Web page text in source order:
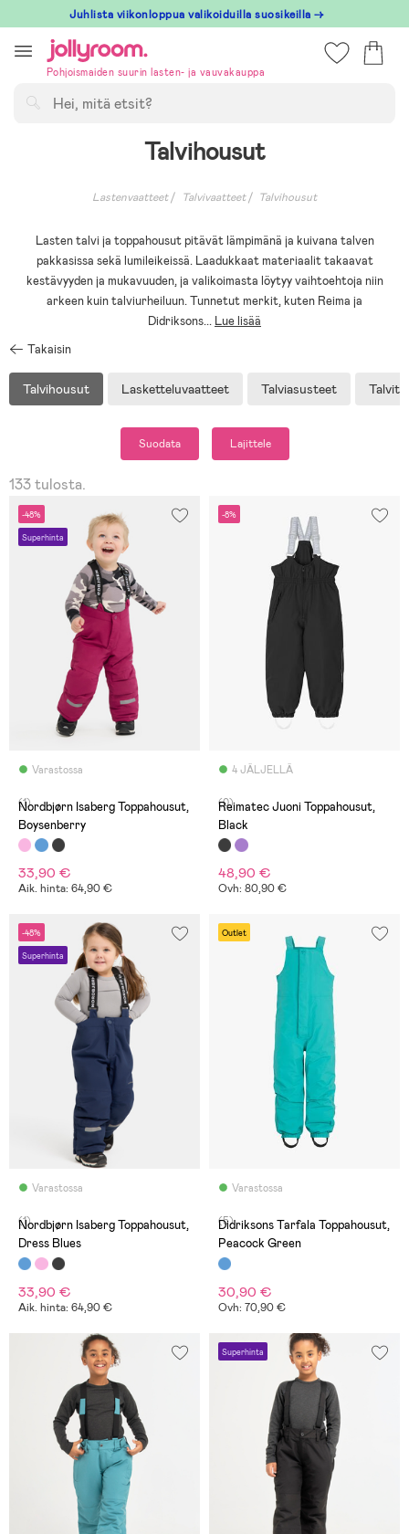
till
innehållet
Juhlista viikonloppua valikoiduilla suosikeilla →
Pohjoismaiden suurin lasten- ja vauvakauppa
Talvihousut
Lastenvaatteet Talvivaatteet Talvihousut
Lasten talvi ja toppahousut pitävät lämpimänä ja kuivana talven
pakkasissa sekä lumileikeissä. Laadukkaat materiaalit takaavat
kestävyyden ja mukavuuden, ja valikoimasta löytyy vaihtoehtoja niin
arkeen kuin talviurheiluun. Tunnetut merkit, kuten Reima ja
Didriksons... Lue lisää
Takaisin
Talvihousut Lasketteluvaatteet Talviasusteet
Suodata Lajittele
133 tulosta.
-48%
Superhinta
Varastossa
(1)
Nordbjørn Isaberg Toppahousut,
Boysenberry
33,90 €
Aik. hinta: 64,90 €
-8%
4 JÄLJELLÄ
(0)
Reimatec Juoni Toppahousut,
Black
48,90 €
Ovh: 80,90 €
-48%
Superhinta
Varastossa
(1)
Nordbjørn Isaberg Toppahousut,
Dress Blues
33,90 €
Aik. hinta: 64,90 €
Outlet
Varastossa
(5)
Didriksons Tarfala Toppahousut,
Peacock Green
30,90 €
Ovh: 70,90 €
Superhinta